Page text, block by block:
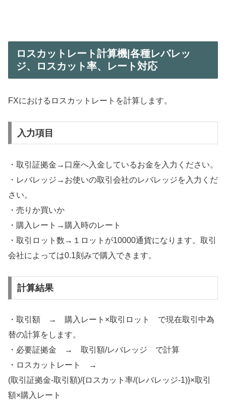
ロスカットレート計算機|各種レバレッ
ジ、ロスカット率、レート対応
FXにおけるロスカットレートを計算します。
入力項目
・取引証拠金→口座へ入金しているお金を入力ください。
・レバレッジ→お使いの取引会社のレバレッジを入力くだ
さい。
・売りか買いか
・購入レート→購入時のレート
・取引ロット数→１ロットが10000通貨になります。取引
会社によっては0.1刻みで購入できます。
計算結果
・取引額 → 購入レート×取引ロット で現在取引中為
替の計算をします。
・必要証拠金 → 取引額/レバレッジ で計算
・ロスカットレート →
(取引証拠金-取引額)/{ロスカット率/(レバレッジ-1)}×取引
額×購入レート